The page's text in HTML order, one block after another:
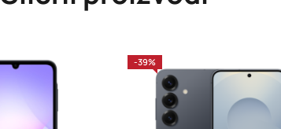
-39%